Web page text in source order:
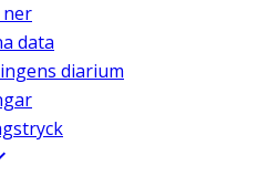
ner
data
diarium